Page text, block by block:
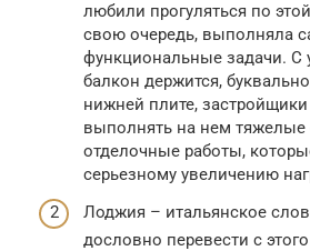
любили прогуляться по
свою очередь, выполняла
функциональные задачи. С
балкон держится,
нижней плите,
выполнять на нем тяжелые
отделочные работы,
серьезному увеличению
Лоджия – итальянское
дословно перевести с